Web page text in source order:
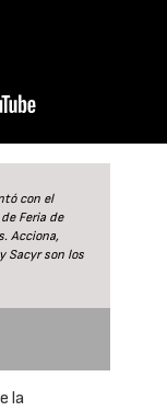
con el
Feria de
Acciona,
Sacyr son los
la